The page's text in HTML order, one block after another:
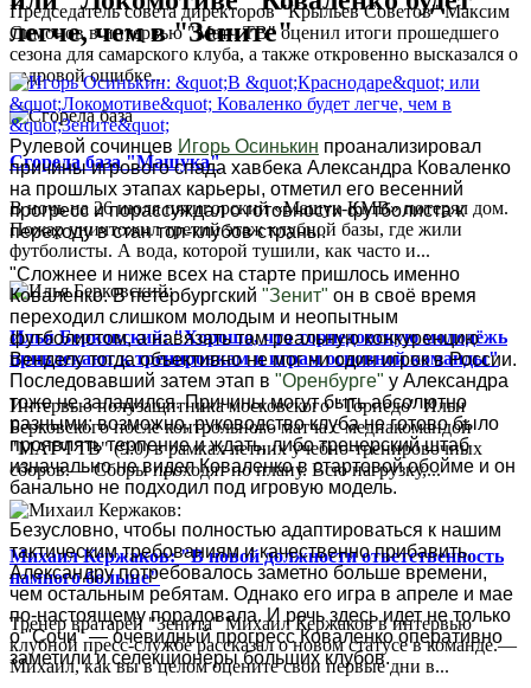
Председатель совета директоров "Крыльев Советов" Максим
Симонов в интервью "Матч ТВ" оценил итоги прошедшего
сезона для самарского клуба, а также откровенно высказался о
кадровой ошибке...
Сгорела база "Машука"
В ночь на 26 июля пятигорский «Машук-КМВ» потерял дом.
Пожар уничтожил третий этаж клубной базы, где жили
футболисты. А вода, которой тушили, как часто и...
Илья Берковский: "Хорошо, что торпедовскую молодёжь
привлекают к тренировкам и играм основной команды"
Интервью полузащитника московского "Торпедо" Ильи
Берковского после контрольного матча с медиакомандой
"МАТЧ ТВ" (9:0) в рамках летних учебно-тренировочных
сборов.— Сборы проходят по плану. Всю нагрузку,...
Михаил Кержаков: "В новой должности ответственность
намного больше"
Тренер вратарей "Зенита" Михаил Кержаков в интервью
клубной пресс-службе рассказал о новом статусе в команде.—
Михаил, как вы в целом оцените свои первые дни в...
легче, чем в "Зените"
Рулевой сочинцев Игорь Осинькин проанализировал
причины игрового спада хавбека Александра Коваленко
на прошлых этапах карьеры, отметил его весенний
прогресс и порассуждал о готовности футболиста к
переходу в стан топ-клубов страны.
"Сложнее и ниже всех на старте пришлось именно
Коваленко. В петербургский "Зенит" он в своё время
переходил слишком молодым и неопытным
футболистом, а навязать там реальную конкуренцию
Венделу тогда объективно не мог ни один игрок в России.
Последовавший затем этап в "Оренбурге" у Александра
тоже не заладился. Причины могут быть абсолютно
разными: возможно, руководство клуба не готово было
проявлять терпение и ждать, либо тренерский штаб
изначально не видел Коваленко в стартовой обойме и он
банально не подходил под игровую модель.
Безусловно, чтобы полностью адаптироваться к нашим
тактическим требованиям и качественно прибавить,
Александру потребовалось заметно больше времени,
чем остальным ребятам. Однако его игра в апреле и мае
по-настоящему порадовала. И речь здесь идет не только
о "Сочи" — очевидный прогресс Коваленко оперативно
заметили и селекционеры больших клубов.